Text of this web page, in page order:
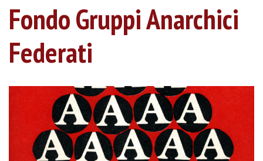
Fondo Gruppi Anarchici
Federati